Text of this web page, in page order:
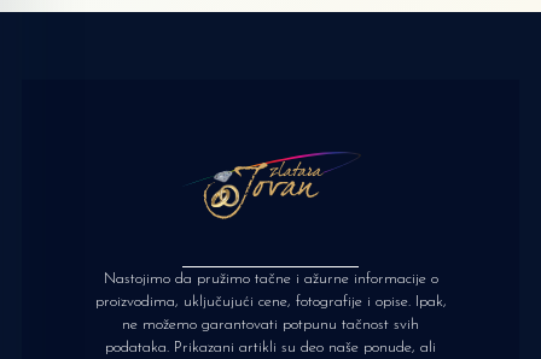
Nastojimo da pružimo tačne i ažurne informacije o
proizvodima, uključujući cene, fotografije i opise. Ipak,
ne možemo garantovati potpunu tačnost svih
podataka. Prikazani artikli su deo naše ponude, ali